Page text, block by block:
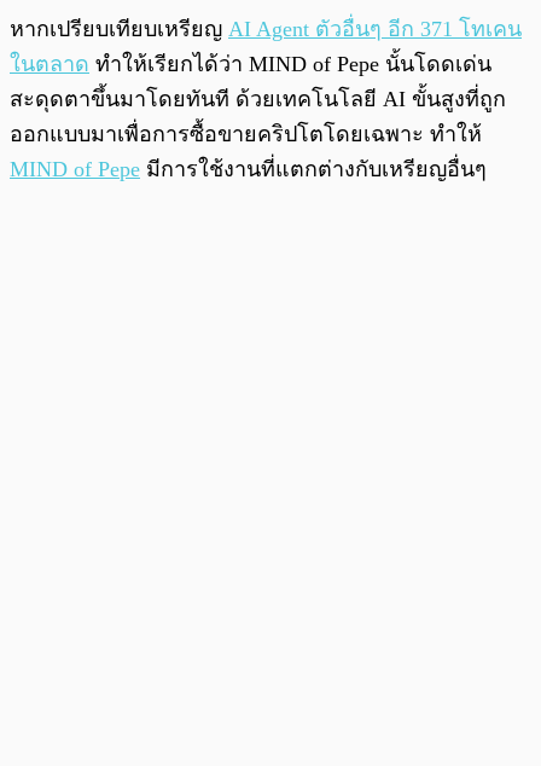
หากเปรียบเทียบเหรียญ AI Agent ตัวอื่นๆ อีก 371 โทเคน
ในตลาด ทำให้เรียกได้ว่า MIND of Pepe นั้นโดดเด่น
สะดุดตาขึ้นมาโดยทันที ด้วยเทคโนโลยี AI ขั้นสูงที่ถูก
ออกแบบมาเพื่อการซื้อขายคริปโตโดยเฉพาะ ทำให้
MIND of Pepe มีการใช้งานที่แตกต่างกับเหรียญอื่นๆ